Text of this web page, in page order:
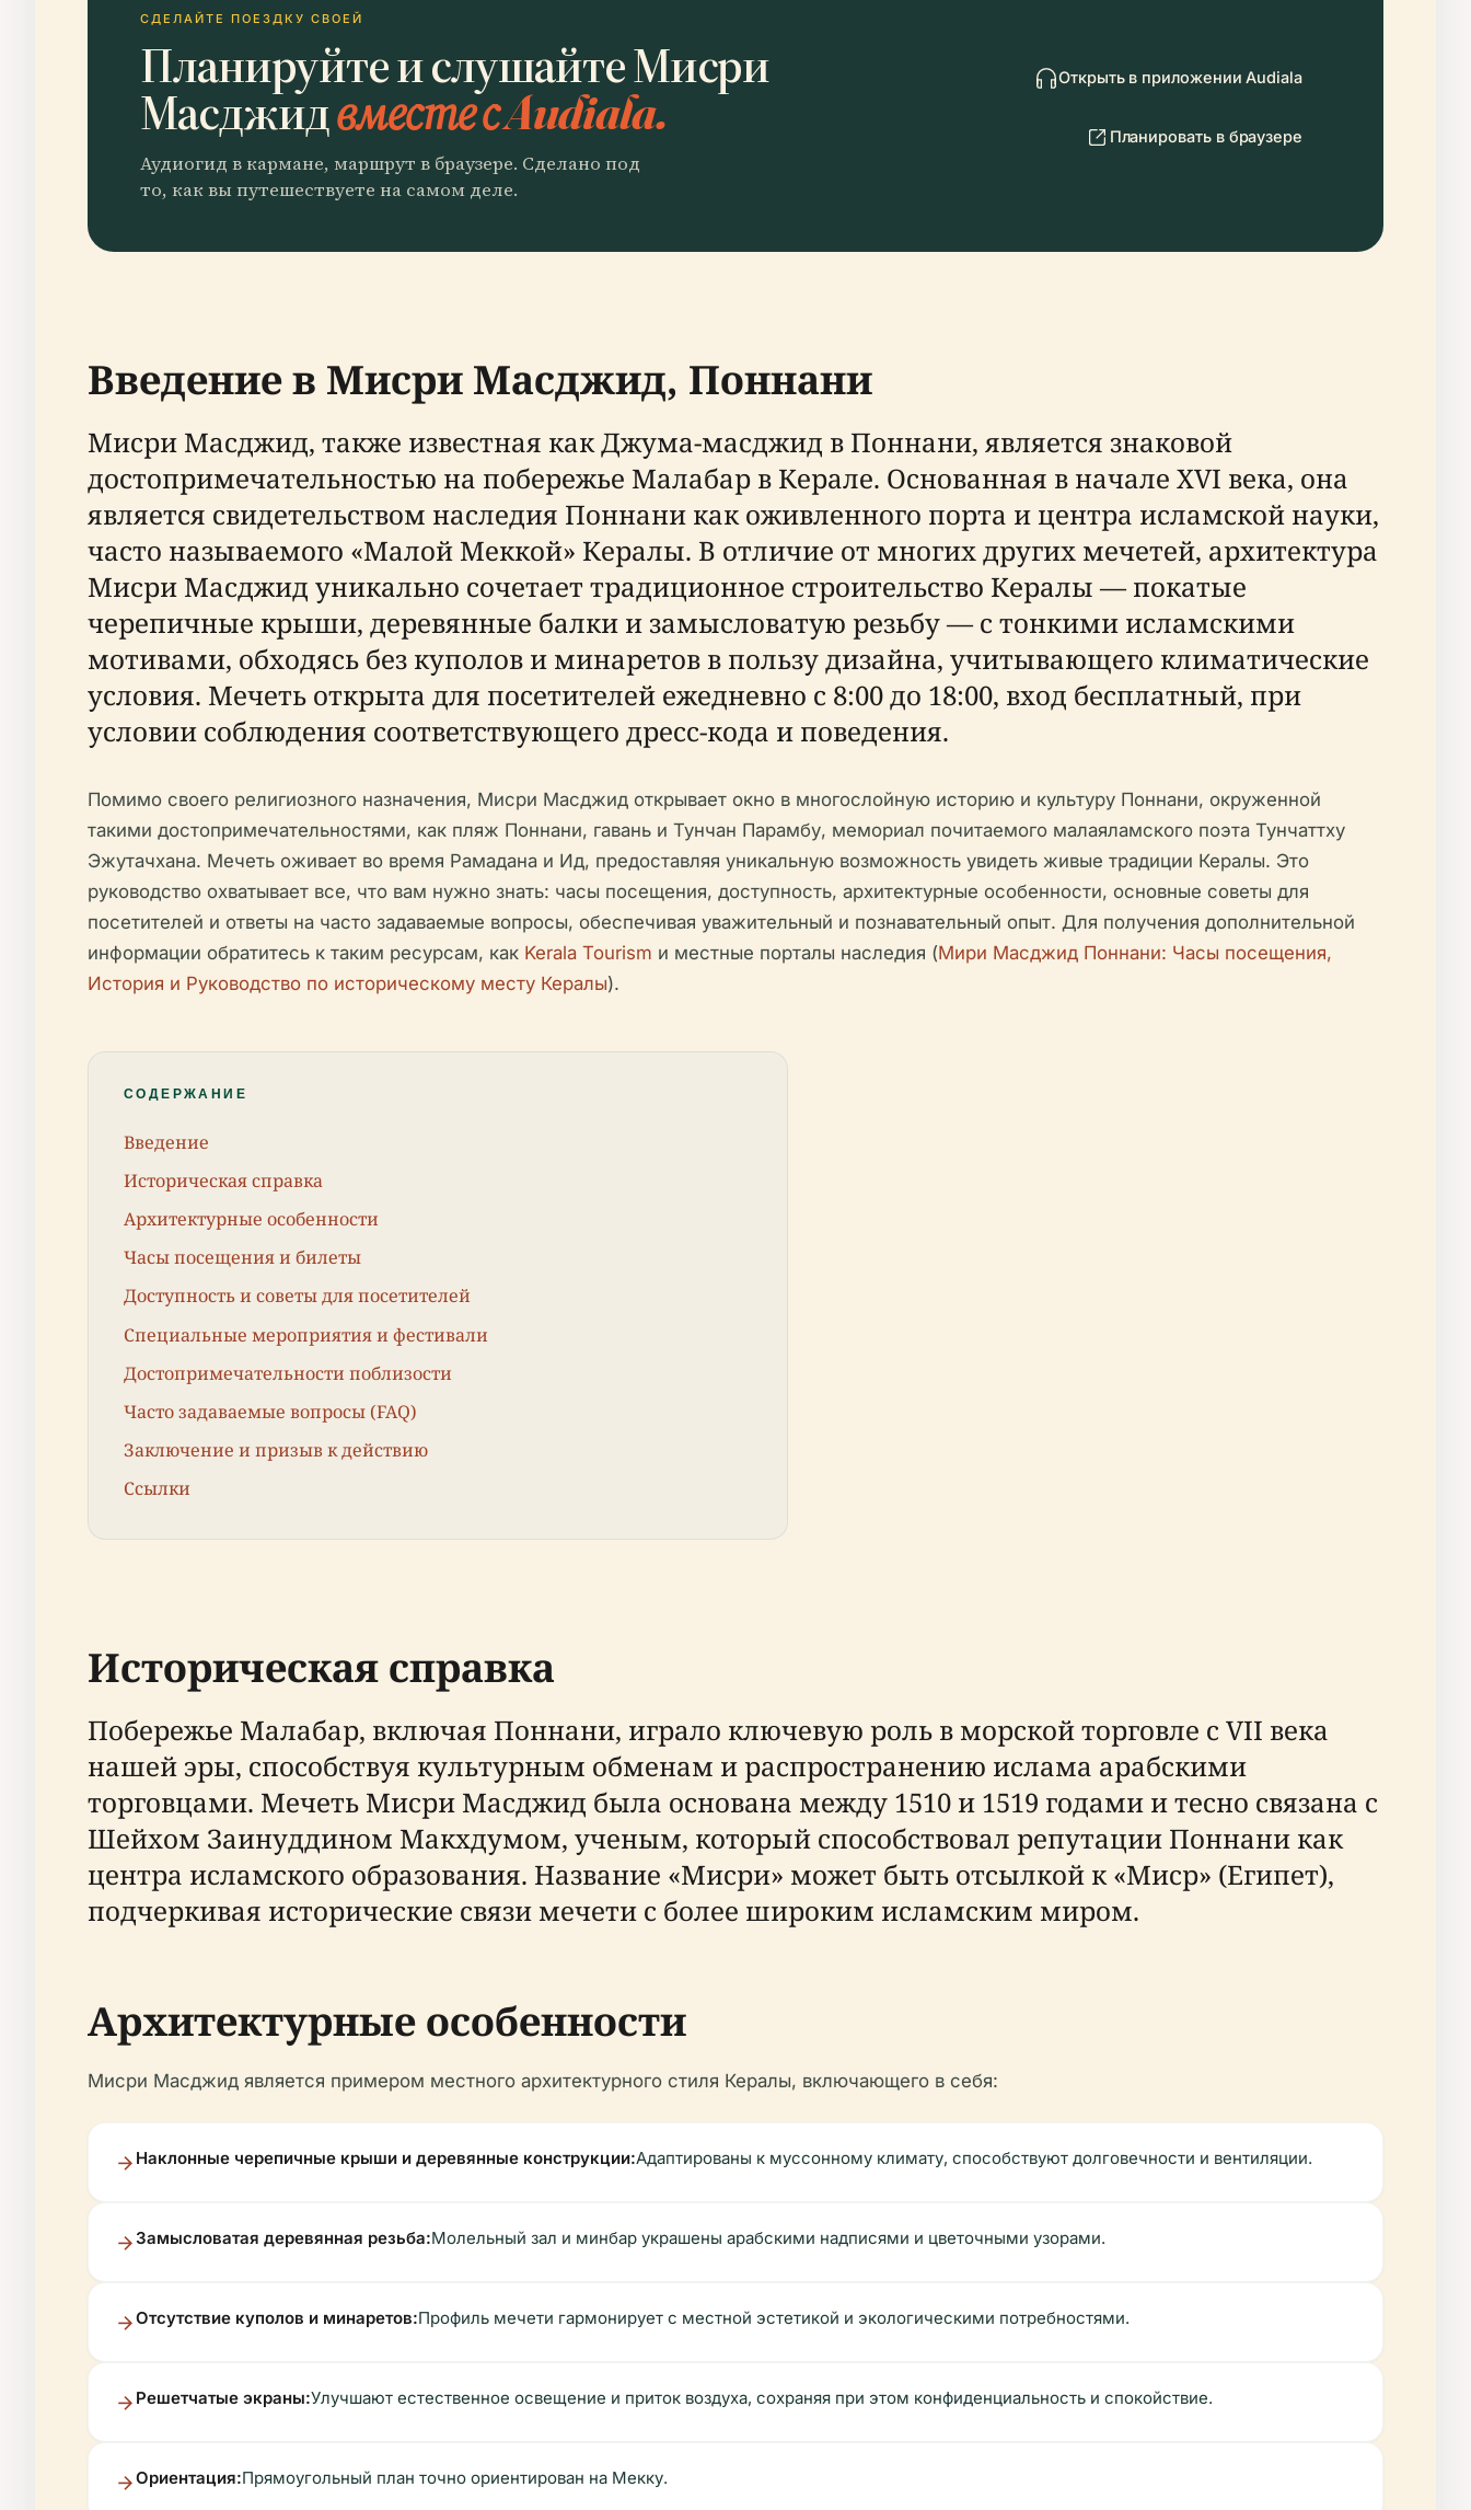
СДЕЛАЙТЕ ПОЕЗДКУ СВОЕЙ
Планируйте и слушайте Мисри
Масджидвместе с Audiala.
Аудиогид в кармане, маршрут в браузере. Сделано под
то, как вы путешествуете на самом деле.
Открыть в приложении Audiala
Планировать в браузере
Введение в Мисри Масджид, Поннани
Мисри Масджид, также известная как Джума-масджид в Поннани, является знаковой
достопримечательностью на побережье Малабар в Керале. Основанная в начале XVI века, она
является свидетельством наследия Поннани как оживленного порта и центра исламской науки,
часто называемого «Малой Меккой» Кералы. В отличие от многих других мечетей, архитектура
Мисри Масджид уникально сочетает традиционное строительство Кералы — покатые
черепичные крыши, деревянные балки и замысловатую резьбу — с тонкими исламскими
мотивами, обходясь без куполов и минаретов в пользу дизайна, учитывающего климатические
условия. Мечеть открыта для посетителей ежедневно с 8:00 до 18:00, вход бесплатный, при
условии соблюдения соответствующего дресс-кода и поведения.
Помимо своего религиозного назначения, Мисри Масджид открывает окно в многослойную историю и культуру Поннани, окруженной
такими достопримечательностями, как пляж Поннани, гавань и Тунчан Парамбу, мемориал почитаемого малаяламского поэта Тунчаттху
Эжутачхана. Мечеть оживает во время Рамадана и Ид, предоставляя уникальную возможность увидеть живые традиции Кералы. Это
руководство охватывает все, что вам нужно знать: часы посещения, доступность, архитектурные особенности, основные советы для
посетителей и ответы на часто задаваемые вопросы, обеспечивая уважительный и познавательный опыт. Для получения дополнительной
информации обратитесь к таким ресурсам, как Kerala Tourism и местные порталы наследия (Мири Масджид Поннани: Часы посещения,
История и Руководство по историческому месту Кералы).
СОДЕРЖАНИЕ
Введение
Историческая справка
Архитектурные особенности
Часы посещения и билеты
Доступность и советы для посетителей
Специальные мероприятия и фестивали
Достопримечательности поблизости
Часто задаваемые вопросы (FAQ)
Заключение и призыв к действию
Ссылки
Историческая справка
Побережье Малабар, включая Поннани, играло ключевую роль в морской торговле с VII века
нашей эры, способствуя культурным обменам и распространению ислама арабскими
торговцами. Мечеть Мисри Масджид была основана между 1510 и 1519 годами и тесно связана с
Шейхом Заинуддином Макхдумом, ученым, который способствовал репутации Поннани как
центра исламского образования. Название «Мисри» может быть отсылкой к «Миср» (Египет),
подчеркивая исторические связи мечети с более широким исламским миром.
Архитектурные особенности
Мисри Масджид является примером местного архитектурного стиля Кералы, включающего в себя:
Наклонные черепичные крыши и деревянные конструкции:Адаптированы к муссонному климату, способствуют долговечности и вентиляции.
Замысловатая деревянная резьба:Молельный зал и минбар украшены арабскими надписями и цветочными узорами.
Отсутствие куполов и минаретов:Профиль мечети гармонирует с местной эстетикой и экологическими потребностями.
Решетчатые экраны:Улучшают естественное освещение и приток воздуха, сохраняя при этом конфиденциальность и спокойствие.
Ориентация:Прямоугольный план точно ориентирован на Мекку.